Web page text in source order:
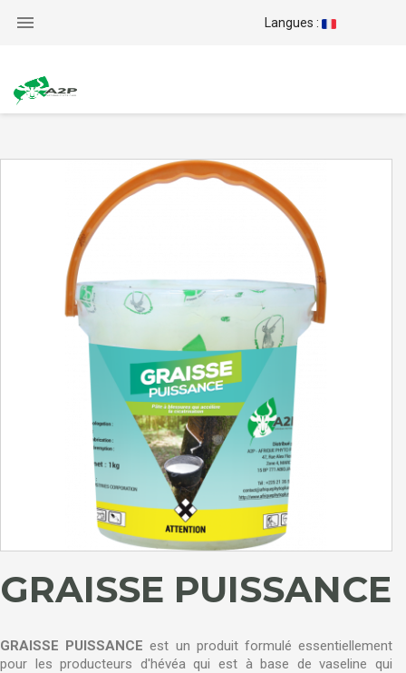
 Langues :
GRAISSE PUISSANCE
GRAISSE PUISSANCEest un produit formulé essentiellement
pour les producteurs d'hévéa qui est à base de vaseline qui